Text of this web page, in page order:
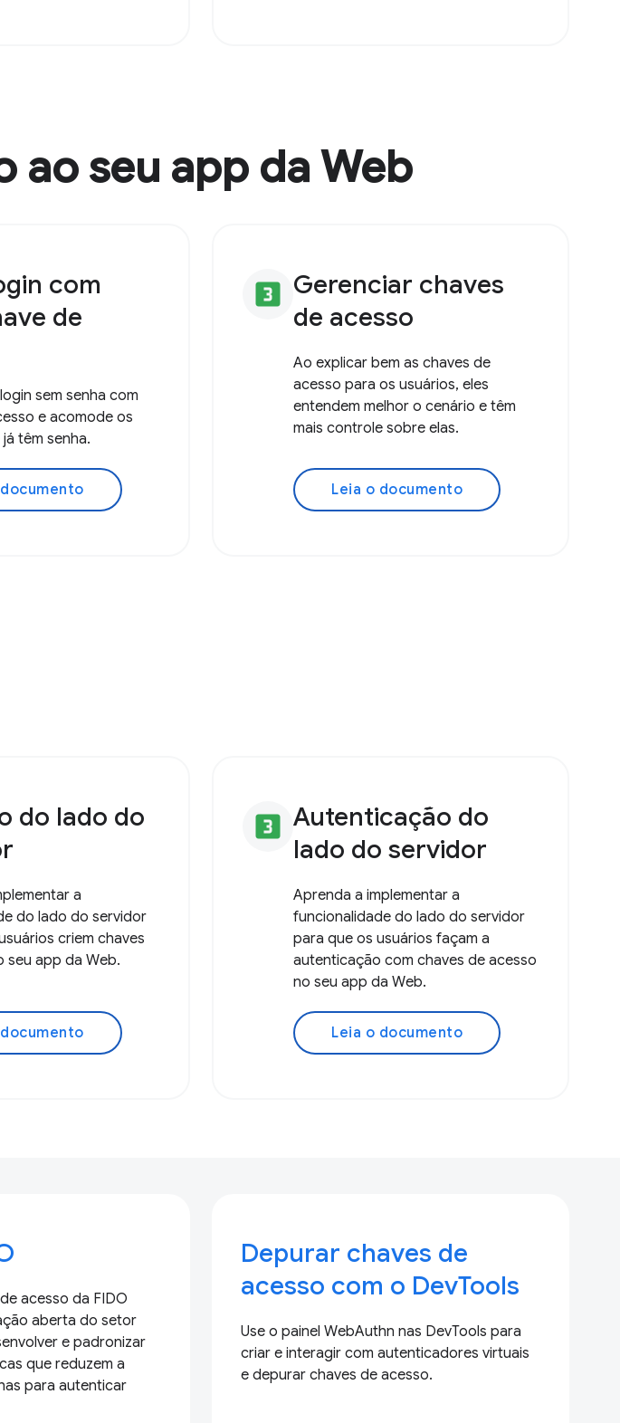
ao seu app da Web
com
de
sem senha com
e acomode os
têm senha.
looks_3 Gerenciar chaves
de acesso
Ao explicar bem as chaves de
acesso para os usuários, eles
entendem melhor o cenário e têm
mais controle sobre elas.
Leia o documento
do lado do
a
do lado do servidor
criem chaves
seu app da Web.
looks_3 Autenticação do
lado do servidor
Aprenda a implementar a
funcionalidade do lado do servidor
para que os usuários façam a
autenticação com chaves de acesso
no seu app da Web.
Leia o documento
acesso da FIDO
aberta do setor
e padronizar
que reduzem a
para autenticar
Depurar chaves de
acesso com o DevTools
Use o painel WebAuthn nas DevTools para
criar e interagir com autenticadores virtuais
e depurar chaves de acesso.